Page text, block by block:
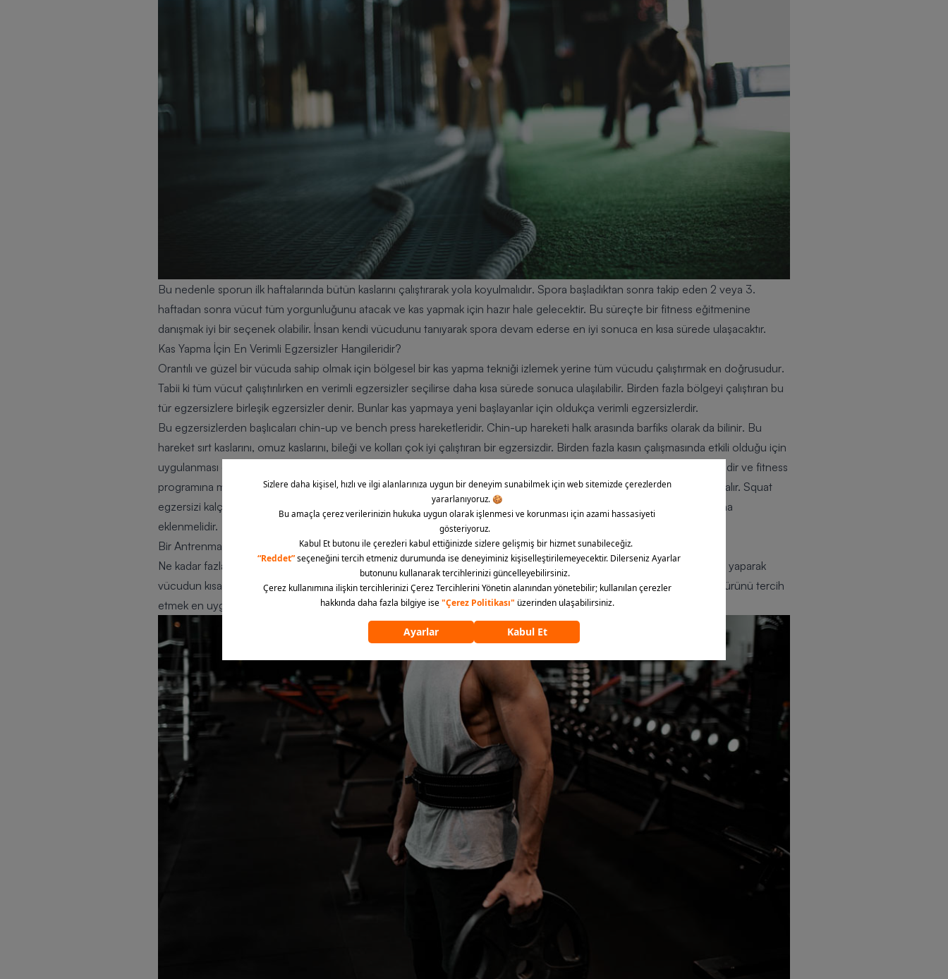
Bu nedenle sporun ilk haftalarında bütün kaslarını çalıştırarak yola koyulmalıdır. Spora başladıktan sonra takip eden 2 veya 3.
haftadan sonra vücut tüm yorgunluğunu atacak ve kas yapmak için hazır hale gelecektir. Bu süreçte bir fitness eğitmenine
danışmak iyi bir seçenek olabilir. İnsan kendi vücudunu tanıyarak spora devam ederse en iyi sonuca en kısa sürede ulaşacaktır.
Kas Yapma İçin En Verimli Egzersizler Hangileridir?
Orantılı ve güzel bir vücuda sahip olmak için bölgesel bir kas yapma tekniği izlemek yerine tüm vücudu çalıştırmak en doğrusudur.
Tabii ki tüm vücut çalıştırılırken en verimli egzersizler seçilirse daha kısa sürede sonuca ulaşılabilir. Birden fazla bölgeyi çalıştıran bu
tür egzersizlere birleşik egzersizler denir. Bunlar kas yapmaya yeni başlayanlar için oldukça verimli egzersizlerdir.
Bu egzersizlerden başlıcaları chin-up ve bench press hareketleridir. Chin-up hareketi halk arasında barfiks olarak da bilinir. Bu
hareket sırt kaslarını, omuz kaslarını, bileği ve kolları çok iyi çalıştıran bir egzersizdir. Birden fazla kasın çalışmasında etkili olduğu için
uygulanması en zor hareketlerin başında gelir.
Bench press hareketi de omuz ve dirsekleri çalıştıran yararlı bir egzersizdir ve fitness
programına mutlaka eklenmelidir.Daha çok kadınlar için önerilse desquat hareketide birleşik egzersizler arasında yer alır. Squat
egzersizi kalçayı, sırtı ve bacakları çalıştıran oldukça verimli bir harekettir. Bu egzersiz de mutlaka kas yapma programına
eklenmelidir.
Bir Antrenmanda Kaç Farklı Egzersiz Yapılmalıdır?
Ne kadar fazla egzersiz hareketi yapılırsa o kadar verimlidir düşüncesi oldukça yanlıştır. Önemli olan birleşik egzersizler yaparak
vücudun kısa zamanda daha fazla bölgesini çalıştırmaktır. Bu nedenle bir antrenman programında 3-5 arası egzersiz türünü tercih
etmek en uygunudur.